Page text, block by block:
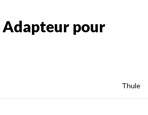
pour
Thule